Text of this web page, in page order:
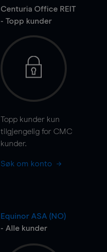
Centuria Office REIT
- Topp kunder
Topp kunder kun
tilgjengelig for CMC
kunder.
Søk om konto
Equinor ASA (NO)
- Alle kunder